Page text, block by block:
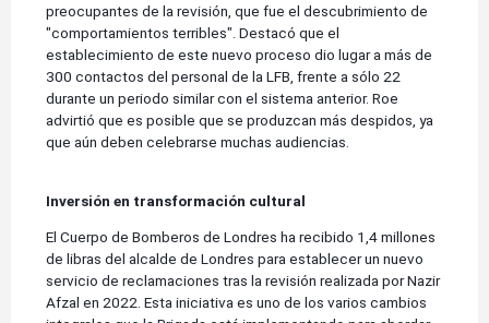
preocupantes de la revisión, que fue el descubrimiento de
"comportamientos terribles". Destacó que el
establecimiento de este nuevo proceso dio lugar a más de
300 contactos del personal de la LFB, frente a sólo 22
durante un periodo similar con el sistema anterior. Roe
advirtió que es posible que se produzcan más despidos, ya
que aún deben celebrarse muchas audiencias.
Inversión en transformación cultural
El Cuerpo de Bomberos de Londres ha recibido 1,4 millones
de libras del alcalde de Londres para establecer un nuevo
servicio de reclamaciones tras la revisión realizada por Nazir
Afzal en 2022. Esta iniciativa es uno de los varios cambios